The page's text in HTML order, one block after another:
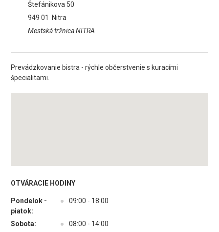
Štefánikova 50
949 01
Nitra
Mestská tržnica NITRA
Prevádzkovanie bistra - rýchle občerstvenie s kuracími
špecialitami.
OTVÁRACIE HODINY
Pondelok -
piatok:
● 09:00 - 18:00
Sobota: ●
08:00 - 14:00